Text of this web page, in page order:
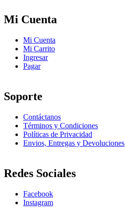
Mi Cuenta
Mi Cuenta
Mi Carrito
Ingresar
Pagar
Soporte
Contáctanos
Términos y Condiciones
Políticas de Privacidad
Envios, Entregas y Devoluciones
Redes Sociales
Facebook
Instagram